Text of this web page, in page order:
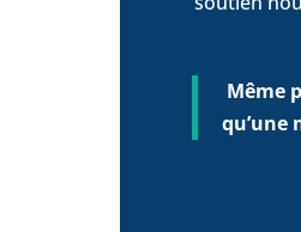
Même
qu’une